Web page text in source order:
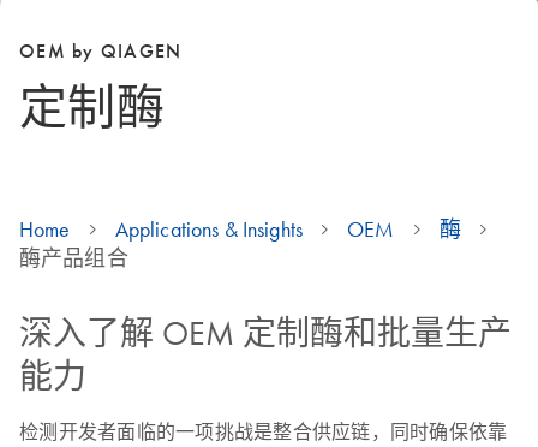
OEM by QIAGEN
定制酶
Home Applications & Insights OEM
酶
酶产品组合
深入了解 OEM 定制酶和批量生产
能力
检测开发者面临的一项挑战是整合供应链，同时确保依靠